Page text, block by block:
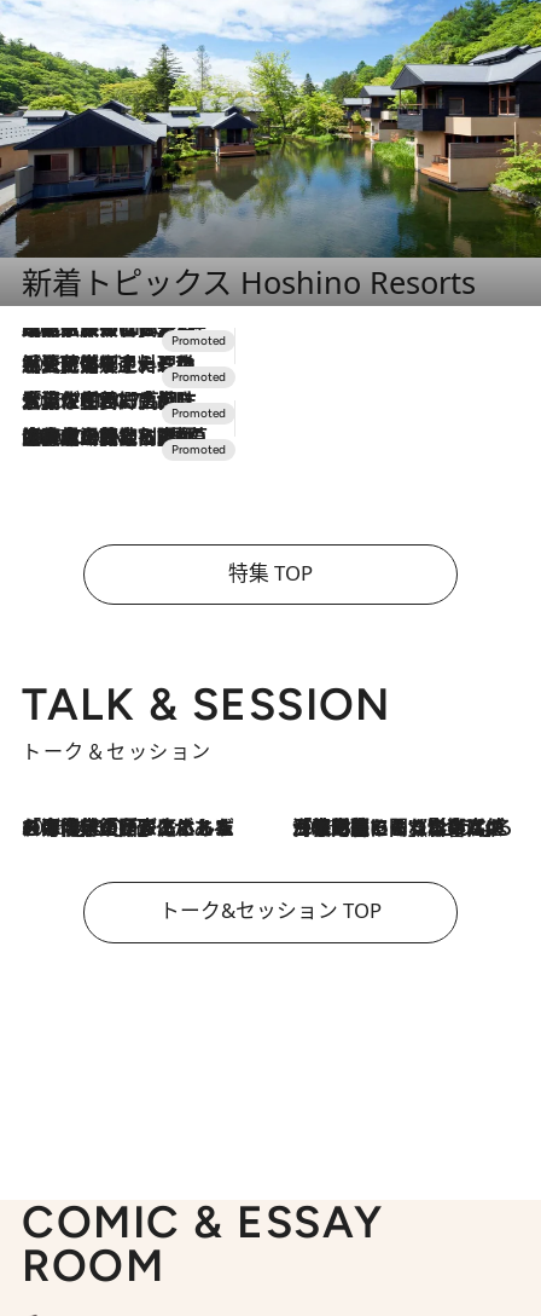
新着トピックス Hoshino Resorts
2026.7.31
【ホテル帰省】という選択肢をOMOが提案。家族とほどよい距離を保つには「昼は実家、夜は気兼ねなくホテルで！」
2026.7.24
【夏限定ディナーコース】旬を迎える稚鮎や花ズッキーニなどをイタリア・トスカーナの郷土料理の手法で満喫！
2026.7.17
「土佐和ハーブかき氷」がOMO7高知に登場！生姜、山椒、大葉など目にも舌にも涼を呼ぶ郷土の味
2026.7.10
NEW OPEN！【界 草津】名湯の地に誕生。趣の異なる2種の温泉と上州ならではの会席・蕎麦割烹など美食を味わう究極の癒やし旅
特集 TOP
TALK & SESSION
トーク＆セッション
2026.8.3
「今後値上げがあるとすれば…」「リスクがあるのは今年の冬」エネルギー専門家が語る、ホルムズ海峡封鎖が家庭にもたらす“ある心配” 2026.8.3
「住宅建てられない…」「サーチャージ料の高値が続いている」ホルムズ海峡封鎖による影響はいつまで続く？《エネルギー専門家に聞く“どうなる日本の暮らし”》
トーク&セッション TOP
COMIC & ESSAY
ROOM